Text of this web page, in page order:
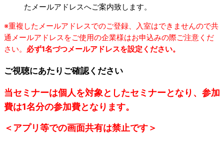
たメールアドレスへご案内致します。
※重複したメールアドレスでのご登録、入室はできませんので共
通メールアドレスをご使用の企業様はお申込みの際ご注意くだ
さい。 必ず1名づつメールアドレスを設定ください。
ご視聴にあたりご確認ください
当セミナーは個人を対象としたセミナーとなり、参加
費は1名分の参加費となります。
＜アプリ等での画面共有は禁止です＞